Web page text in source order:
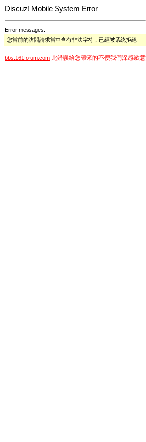
Discuz! Mobile System Error
Error messages:
您當前的訪問請求當中含有非法字符，已經被系統拒絕
bbs.161forum.com 此錯誤給您帶來的不便我們深感歉意